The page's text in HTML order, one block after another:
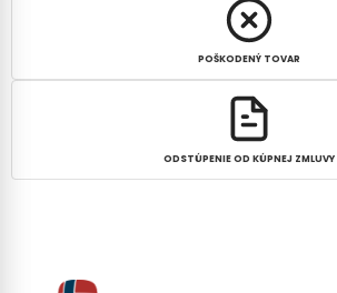
POŠKODENÝ TOVAR
ODSTÚPENIE OD KÚPNEJ ZMLUVY